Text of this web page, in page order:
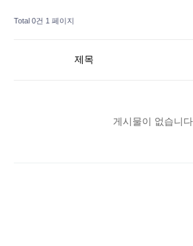
Total 0건 1 페이지
제목
게시물이 없습니다.